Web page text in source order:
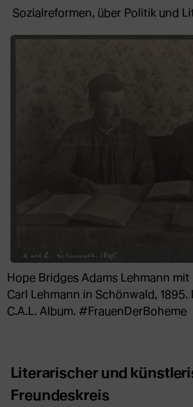
Sozialreformen, über Politik und
Hope Bridges Adams Lehmann
Carl Lehmann in Schönwald, 1895.
C.A.L. Album. #FrauenDerBoheme
Literarischer und
Freundeskreis